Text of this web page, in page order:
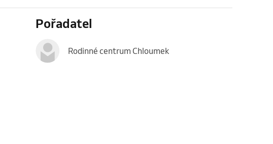
Pořadatel
Rodinné centrum Chloumek